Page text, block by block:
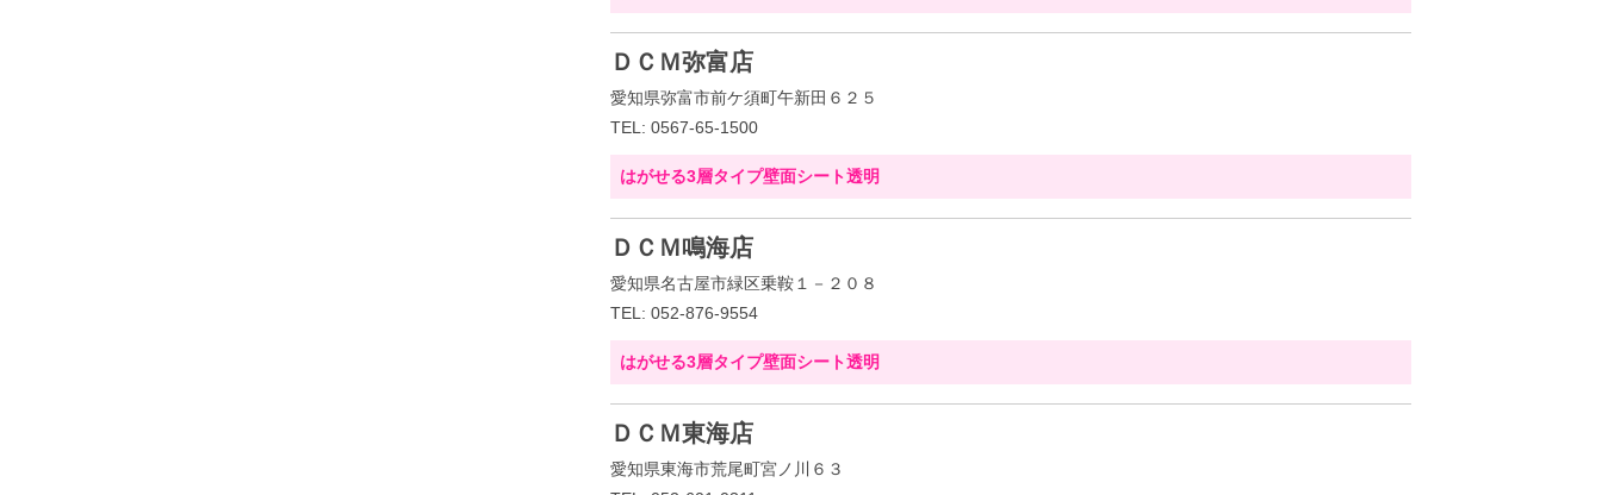
ＤＣＭ弥富店
愛知県弥富市前ケ須町午新田６２５
TEL: 0567-65-1500
はがせる3層タイプ壁面シート透明
ＤＣＭ鳴海店
愛知県名古屋市緑区乗鞍１－２０８
TEL: 052-876-9554
はがせる3層タイプ壁面シート透明
ＤＣＭ東海店
愛知県東海市荒尾町宮ノ川６３